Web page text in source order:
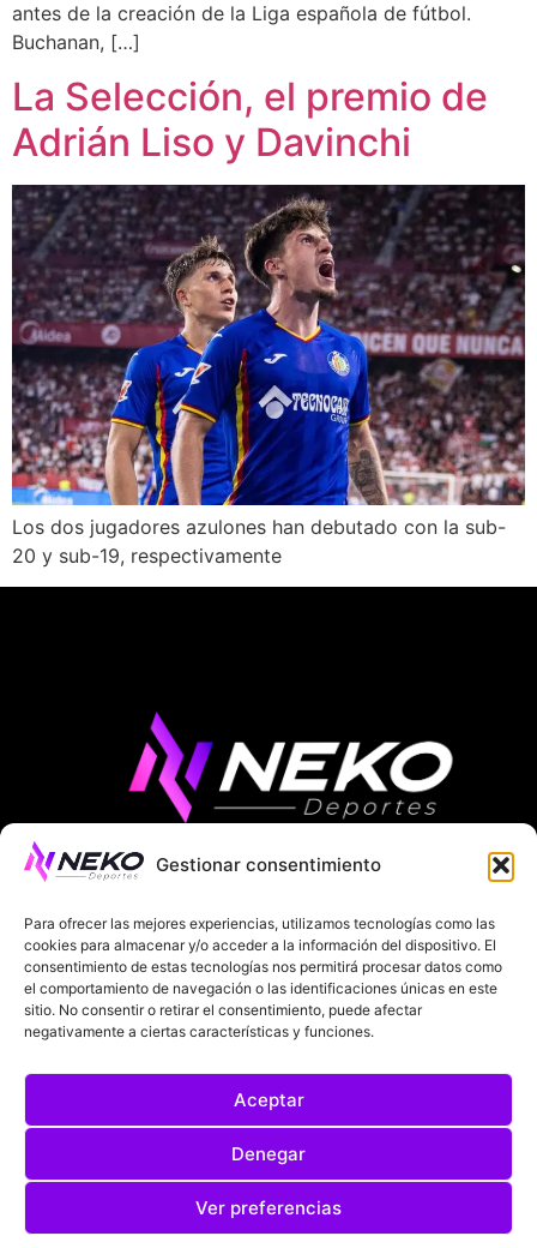
Gestionar consentimiento
Para ofrecer las mejores experiencias, utilizamos tecnologías como las
cookies para almacenar y/o acceder a la información del dispositivo. El
consentimiento de estas tecnologías nos permitirá procesar datos como
el comportamiento de navegación o las identificaciones únicas en este
sitio. No consentir o retirar el consentimiento, puede afectar
negativamente a ciertas características y funciones.
Aceptar
Denegar
Ver preferencias
antes de la creación de la Liga española de fútbol.
Buchanan, […]
La Selección, el premio de
Adrián Liso y Davinchi
Los dos jugadores azulones han debutado con la sub-
20 y sub-19, respectivamente
ÚLTIMAS NOTICIAS COMPETICIONES EUROPEAS
LA LIGA MUNDIAL 2026 FÚTBOL INTERNACIONAL
SOBRE NOSOTROS
POLÍTICA DE PRIVACIDAD
POLÍTICA DE COOKIES